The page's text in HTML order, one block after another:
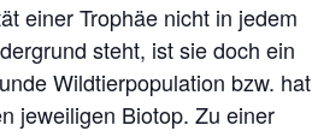
einer Trophäe nicht in jedem
steht, ist sie doch ein
Wildtierpopulation bzw. hat
jeweiligen Biotop. Zu einer